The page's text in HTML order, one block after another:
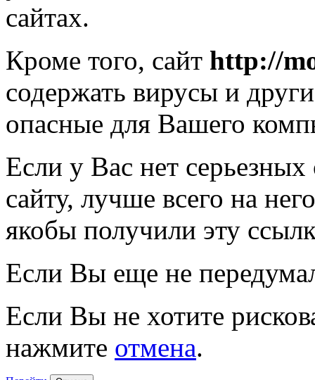
сайтах.
Кроме того, сайт http://
содержать вирусы и
опасные для Вашего
Если у Вас нет
сайту, лучше всего на
якобы получили эту
Если Вы еще не
Если Вы не хотите
нажмите отмена.